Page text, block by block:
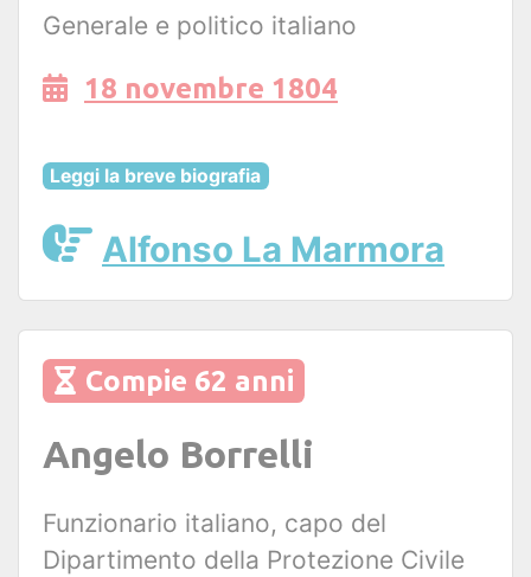
Generale e politico italiano
18 novembre 1804
Leggi la breve biografia
Alfonso La Marmora
Compie 62 anni
Angelo Borrelli
Funzionario italiano, capo del
Dipartimento della Protezione Civile